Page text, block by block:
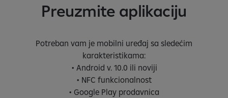
Preuzmite aplikaciju
Potreban vam je mobilni uređaj sa sledećim
karakteristikama:
• Android v. 10.0 ili noviji
• NFC funkcionalnost
• Google Play prodavnica